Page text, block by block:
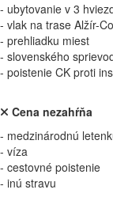
- ubytovanie v 3
- vlak na trase Alžír-
- prehliadku miest
- slovenského
- poistenie CK proti
Cena nezahŕňa
- medzinárodnú
- víza
- cestovné poistenie
- inú stravu